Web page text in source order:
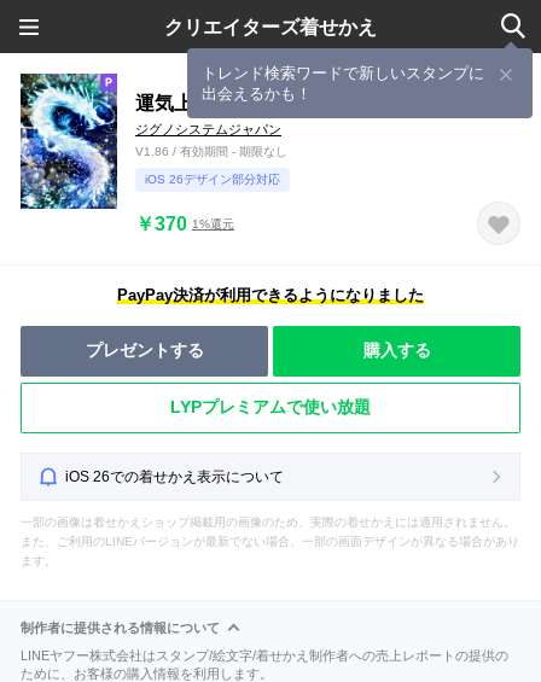
クリエイターズ着せかえ
トレンド検索ワードで新しいスタンプに
出会えるかも！
運気上昇☆幻想的な水の龍 着せかえ
ジグノシステムジャパン
V1.86 / 有効期間 - 期限なし
iOS 26デザイン部分対応
￥370 1%還元
PayPay決済が利用できるようになりました
プレゼントする 購入する
LYPプレミアムで使い放題
iOS 26での着せかえ表示について
一部の画像は着せかえショップ掲載用の画像のため、実際の着せかえには適用されません。
また、ご利用のLINEバージョンが最新でない場合、一部の画面デザインが異なる場合があり
ます。
制作者に提供される情報について
LINEヤフー株式会社はスタンプ/絵文字/着せかえ制作者への売上レポートの提供の
ために、お客様の購入情報を利用します。